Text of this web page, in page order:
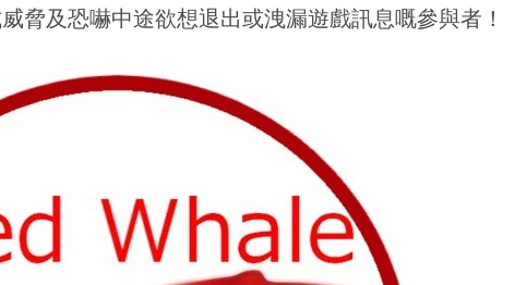
脅及恐嚇中途欲想退出或洩漏遊戲訊息嘅參與者！